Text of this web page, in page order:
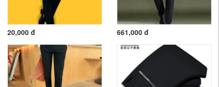
20,000 đ 661,000 đ